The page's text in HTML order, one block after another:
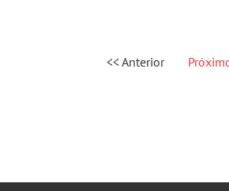
<< Anterior